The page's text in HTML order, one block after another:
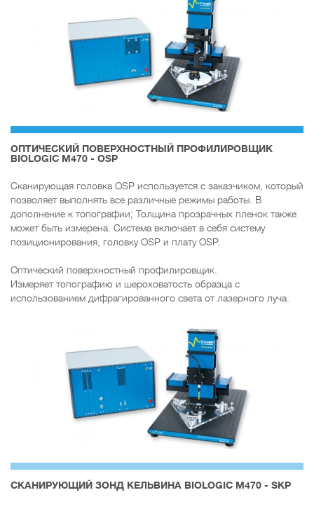
ОПТИЧЕСКИЙ ПОВЕРХНОСТНЫЙ ПРОФИЛИРОВЩИК
BIOLOGIC M470 - OSP
Сканирующая головка OSP используется с заказчиком, который
позволяет выполнять все различные режимы работы. В
дополнение к топографии; Толщина прозрачных пленок также
может быть измерена. Система включает в себя систему
позиционирования, головку OSP и плату OSP.
Оптический поверхностный профилировщик.
Измеряет топографию и шероховатость образца с
использованием дифрагированного света от лазерного луча.
СКАНИРУЮЩИЙ ЗОНД КЕЛЬВИНА BIOLOGIC M470 - SKP